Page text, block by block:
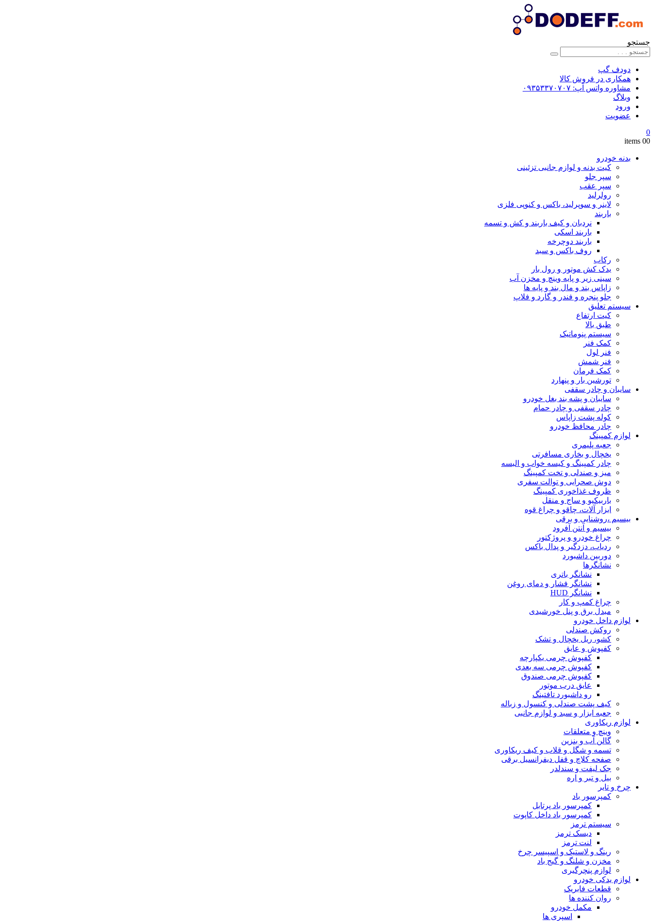
جستجو
دودف گپ
همکاری در فروش کالا
مشاوره واتس آپ: ۰۹۳۵۳۳۷۰۷۰۷
وبلاگ
ورود
عضویت
0
00 items
بدنه خودرو
کیت بدنه و لوازم جانبی تزئینی
سپر جلو
سپر عقب
رولرلید
لاینر و سوپرلید، باکس و کنوپی فلزی
باربند
نردبان و کیف باربند و کش و تسمه
باربند اسکی
باربند دوچرخه
روف باکس و سبد
رکاب
یدک کش موتور و رول بار
سینی زیر و پایه وینچ و مخزن آب
زاپاس بند و مال بند و پایه ها
جلو پنجره و فندر و گارد و فلاپ
سیستم تعلیق
کیت ارتفاع
طبق بالا
سیستم پنوماتیک
کمک فنر
فنر لول
فنر شمش
کمک فرمان
تورشین بار و پنهارد
سایبان و چادر سقفی
سایبان و پشه بند بغل خودرو
چادر سقفی و چادر حمام
کوله پشت زاپاس
چادر محافظ خودرو
لوازم کمپینگ
جعبه پلیمری
یخچال و بخاری مسافرتی
چادر کمپینگ و کیسه خواب و البسه
میز و صندلی و تخت کمپینگ
دوش صحرایی و توالت سفری
ظروف غذاخوری کمپینگ
باربیکیو و ساج و منقل
ابزار آلات، چاقو و چراغ قوه
بیسیم ،روشنایی و برقی
بیسیم و آنتن آفرود
چراغ خودرو و پروژکتور
ردیاب، دزدگیر و پدال باکس
دوربین داشبورد
نشانگرها
نشانگر باتری
نشانگر فشار و دمای روغن
نشانگر HUD
چراغ کمپ و کار
مبدل برق و پنل خورشیدی
لوازم داخل خودرو
روکش صندلی
کشو، ریل یخچال و تشک
کفپوش و عایق
کفپوش چرمی یکپارچه
کفپوش چرمی سه بعدی
کفپوش چرمی صندوق
عایق درب موتور
رو داشبورد تافتینگ
کیف پشت صندلی و کنسول و زباله
جعبه ابزار و سبد و لوازم جانبی
لوازم ریکاوری
وینچ و متعلقات
گالن آب و بنزین
تسمه و شگل و قلاب و کیف ریکاوری
صفحه کلاچ و قفل دیفرانسیل برقی
جک لیفت و سندلدر
بیل و تبر و اره
چرخ و تایر
کمپرسور باد
کمپرسور باد پرتابل
کمپرسور باد داخل کاپوت
سیستم ترمز
دیسک ترمز
لنت ترمز
رینگ و لاستیک و اسپیسر چرخ
مخزن و شلنگ و گیج باد
لوازم پنچرگیری
لوازم یدکی خودرو
قطعات فابریک
روان کننده ها
مکمل خودرو
اسپری ها